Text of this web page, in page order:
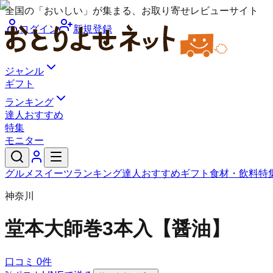
全国の「おいしい」が集まる、お取り寄せレビューサイト
ログイン
新規登録
ジャンル
ギフト
ランキング
達人おすすめ
特集
モニター
グルメ スイーツランキング達人おすすめギフト 食材・飲料特
神奈川
堂本大師巻3本入【醤油】
口コミ 0件